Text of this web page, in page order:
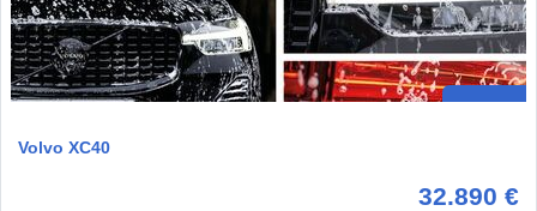
Volvo XC40
32.890 €